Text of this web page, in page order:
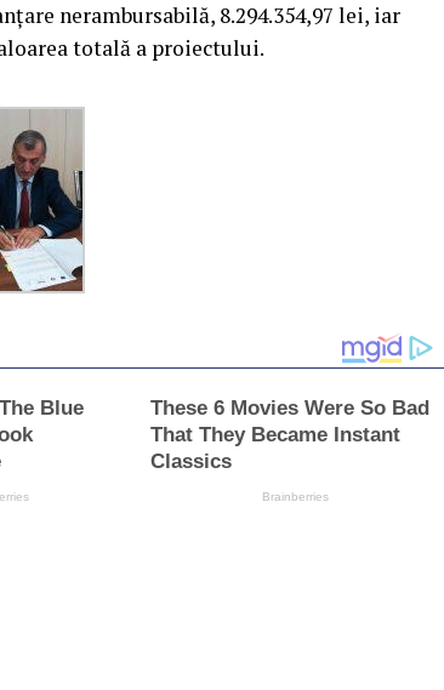
nerambursabilă, 8.294.354,97 lei, iar
totală a proiectului.